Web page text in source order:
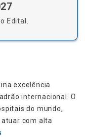
Edital.
excelência
internacional. O
do mundo,
com alta